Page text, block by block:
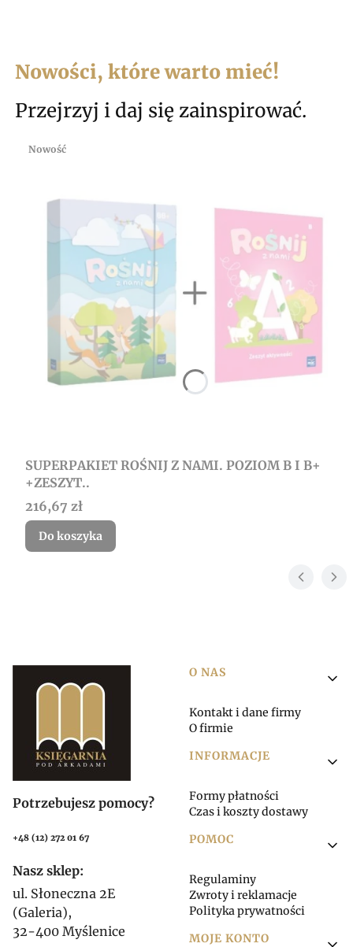
Nowości, które warto mieć!
Przejrzyj i daj się zainspirować.
Nowość
SUPERPAKIET ROŚNIJ Z NAMI. POZIOM B I B+
+ZESZYT..
Cena
216,67 zł
Do koszyka
Potrzebujesz pomocy?
+48 (12) 272 01 67
Nasz sklep:
ul. Słoneczna 2E
(Galeria),
32-400 Myślenice
Linki w stopce
O NAS
Kontakt i dane firmy
O firmie
INFORMACJE
Formy płatności
Czas i koszty dostawy
POMOC
Regulaminy
Zwroty i reklamacje
Polityka prywatności
MOJE KONTO